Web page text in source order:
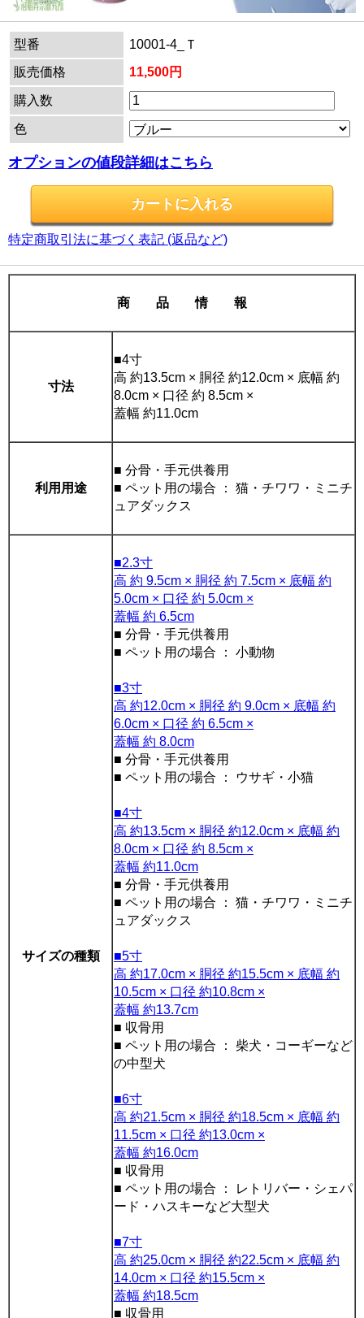
型番
10001-4_Ｔ
販売価格
11,500円
購入数
色
オプションの値段詳細はこちら
特定商取引法に基づく表記 (返品など)
商 品 情 報
寸法
■4寸
高 約13.5cm × 胴径 約12.0cm × 底幅 約
8.0cm × 口径 約 8.5cm ×
蓋幅 約11.0cm
利用用途
■ 分骨・手元供養用
■ ペット用の場合 ： 猫・チワワ・ミニチ
ュアダックス
サイズの種類
■2.3寸
高 約 9.5cm × 胴径 約 7.5cm × 底幅 約
5.0cm × 口径 約 5.0cm ×
蓋幅 約 6.5cm
■ 分骨・手元供養用
■ ペット用の場合 ： 小動物
■3寸
高 約12.0cm × 胴径 約 9.0cm × 底幅 約
6.0cm × 口径 約 6.5cm ×
蓋幅 約 8.0cm
■ 分骨・手元供養用
■ ペット用の場合 ： ウサギ・小猫
■4寸
高 約13.5cm × 胴径 約12.0cm × 底幅 約
8.0cm × 口径 約 8.5cm ×
蓋幅 約11.0cm
■ 分骨・手元供養用
■ ペット用の場合 ： 猫・チワワ・ミニチ
ュアダックス
■5寸
高 約17.0cm × 胴径 約15.5cm × 底幅 約
10.5cm × 口径 約10.8cm ×
蓋幅 約13.7cm
■ 収骨用
■ ペット用の場合 ： 柴犬・コーギーなど
の中型犬
■6寸
高 約21.5cm × 胴径 約18.5cm × 底幅 約
11.5cm × 口径 約13.0cm ×
蓋幅 約16.0cm
■ 収骨用
■ ペット用の場合 ： レトリバー・シェパ
ード・ハスキーなど大型犬
■7寸
高 約25.0cm × 胴径 約22.5cm × 底幅 約
14.0cm × 口径 約15.5cm ×
蓋幅 約18.5cm
■ 収骨用